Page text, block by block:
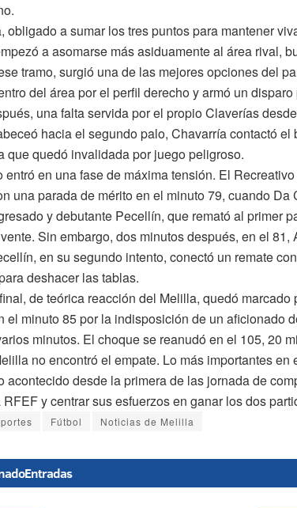
obligado a sumar los tres puntos para mantener
a asomarse más asiduamente al área rival,
tramo, surgió una de las mejores opciones del
del área por el perfil derecho y armó un
una falta servida por el propio Claverías
hacia el segundo palo, Chavarría contactó
que quedó invalidada por juego peligroso.
entró en una fase de máxima tensión. El
una parada de mérito en el minuto 79, cuando
y debutante Pecellín, que remató al primer
Sin embargo, dos minutos después, en el
en su segundo intento, conectó un remate
deshacer las tablas.
de teórica reacción del Melilla, quedó
el minuto 85 por la indisposición de un aficionado
minutos. El choque se reanudó en el 105, 20
no encontró el empate. Lo más importantes
acontecido desde la primera de las jornada de
y centrar sus esfuerzos en ganar los dos
Fútbol Noticias de Melilla
Entradas